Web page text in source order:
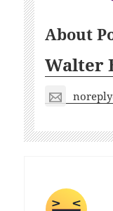
About
Walter